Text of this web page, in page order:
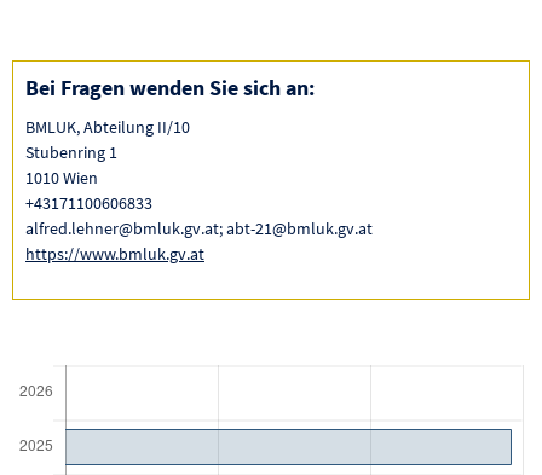
Bei Fragen wenden Sie sich an:
BMLUK, Abteilung II/10
Stubenring 1
1010 Wien
+43171100606833
alfred.lehner@bmluk.gv.at; abt-21@bmluk.gv.at
https://www.bmluk.gv.at